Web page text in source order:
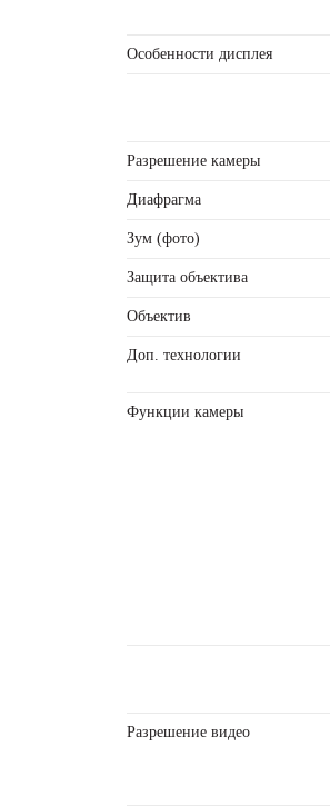
Особенности дисплея
Разрешение камеры
Диафрагма
Зум (фото)
Защита объектива
Объектив
Доп. технологии
Функции камеры
Разрешение видео